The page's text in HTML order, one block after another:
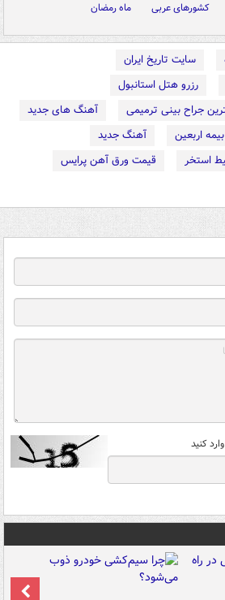
کشورهای عربی ماه رمضان
سایت تاریخ ایران
رزرو هتل استانبول
جراح بینی ترمیمی
آهنگ های جدید
اربعین
آهنگ جدید
استخر
قیمت ورق آهن پرایس
کنید